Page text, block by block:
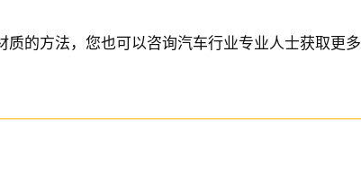
质的方法，您也可以咨询汽车行业专业人士获取更多